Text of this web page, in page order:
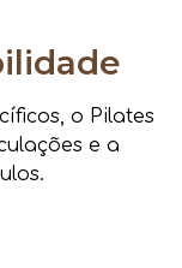
o Pilates
e a